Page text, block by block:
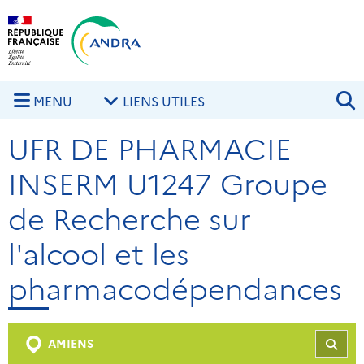
Aller au contenu principal
MENU LIENS UTILES
UFR DE PHARMACIE
INSERM U1247 Groupe
de Recherche sur
l'alcool et les
pharmacodépendances
AMIENS